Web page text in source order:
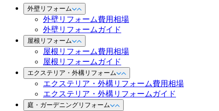
外壁リフォーム
外壁リフォーム費用相場
外壁リフォームガイド
屋根リフォーム
屋根リフォーム費用相場
屋根リフォームガイド
エクステリア・外構リフォーム
エクステリア・外構リフォーム費用相場
エクステリア・外構リフォームガイド
庭・ガーデニングリフォーム